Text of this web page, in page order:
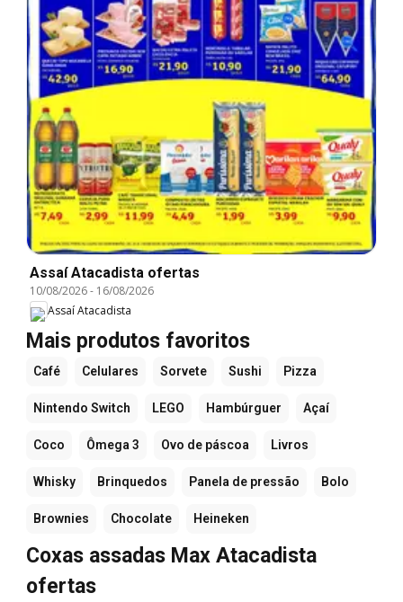
Assaí Atacadista ofertas
10/08/2026- 16/08/2026
Assaí Atacadista
Mais produtos favoritos
Café Celulares Sorvete Sushi Pizza
Nintendo Switch LEGO Hambúrguer Açaí
Coco Ômega 3 Ovo de páscoa Livros
Whisky Brinquedos Panela de pressão Bolo
Brownies Chocolate Heineken
Coxas assadas Max Atacadista
ofertas